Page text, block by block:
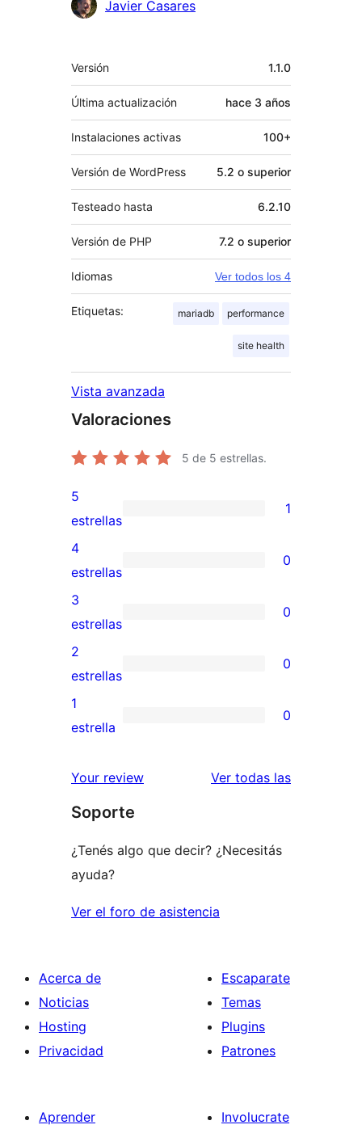
Javier Casares
Meta
Versión 1.1.0
Última actualización hace 3 años
Instalaciones activas 100+
Versión de WordPress 5.2 o superior
Testeado hasta 6.2.10
Versión de PHP 7.2 o superior
Idiomas Ver todos los 4
Etiquetas: mariadb performance
site health
Vista avanzada
Valoraciones
5 de 5 estrellas.
1
valoración
de
5
estrellas
5
estrellas
1
0
valoraciones
de
4
estrellas
4
estrellas
0
0
valoraciones
de
3
estrellas
3
estrellas
0
0
valoraciones
de
estrellas
2
estrellas
0
0
de
estrellas
1
estrella
0
Your review Ver todas lasreseñas
Soporte
¿Tenés algo que decir? ¿Necesitás
ayuda?
Ver el foro de asistencia
Acerca de
Noticias
Hosting
Privacidad
Escaparate
Temas
Plugins
Patrones
Aprender
Involucrate